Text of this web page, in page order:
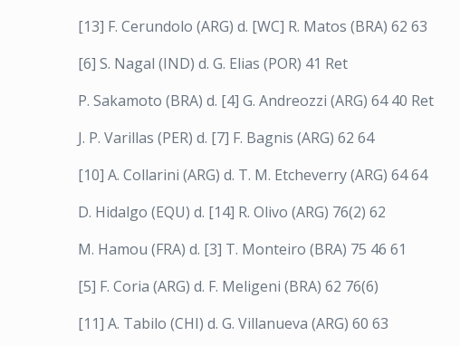
[13] F. Cerundolo (ARG) d. [WC] R. Matos (BRA) 62 63
[6] S. Nagal (IND) d. G. Elias (POR) 41 Ret
P. Sakamoto (BRA) d. [4] G. Andreozzi (ARG) 64 40 Ret
J. P. Varillas (PER) d. [7] F. Bagnis (ARG) 62 64
[10] A. Collarini (ARG) d. T. M. Etcheverry (ARG) 64 64
D. Hidalgo (EQU) d. [14] R. Olivo (ARG) 76(2) 62
M. Hamou (FRA) d. [3] T. Monteiro (BRA) 75 46 61
[5] F. Coria (ARG) d. F. Meligeni (BRA) 62 76(6)
[11] A. Tabilo (CHI) d. G. Villanueva (ARG) 60 63